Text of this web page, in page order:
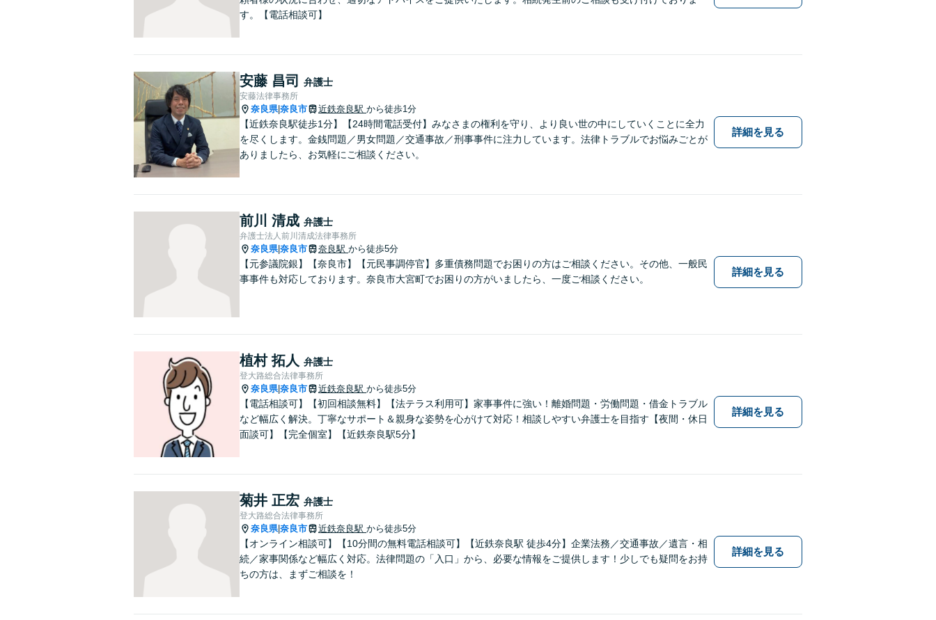
す。【電話相談可】
安藤 昌司 弁護士
安藤法律事務所
奈良県|奈良市 近鉄奈良駅 から徒歩1分
【近鉄奈良駅徒歩1分】【24時間電話受付】みなさまの権利を守り、より良い世の中にしていくことに全力
を尽くします。金銭問題／男女問題／交通事故／刑事事件に注力しています。法律トラブルでお悩みごとが
ありましたら、お気軽にご相談ください。
詳細を見る
前川 清成 弁護士
弁護士法人前川清成法律事務所
奈良県|奈良市 奈良駅 から徒歩5分
【元参議院銀】【奈良市】【元民事調停官】多重債務問題でお困りの方はご相談ください。その他、一般民
事事件も対応しております。奈良市大宮町でお困りの方がいましたら、一度ご相談ください。
詳細を見る
植村 拓人 弁護士
登大路総合法律事務所
奈良県|奈良市 近鉄奈良駅 から徒歩5分
【電話相談可】【初回相談無料】【法テラス利用可】家事事件に強い！離婚問題・労働問題・借金トラブル
など幅広く解決。丁寧なサポート＆親身な姿勢を心がけて対応！相談しやすい弁護士を目指す【夜間・休日
面談可】【完全個室】【近鉄奈良駅5分】
詳細を見る
菊井 正宏 弁護士
登大路総合法律事務所
奈良県|奈良市 近鉄奈良駅 から徒歩5分
【オンライン相談可】【10分間の無料電話相談可】【近鉄奈良駅 徒歩4分】企業法務／交通事故／遺言・相
続／家事関係など幅広く対応。法律問題の「入口」から、必要な情報をご提供します！少しでも疑問をお持
ちの方は、まずご相談を！
詳細を見る